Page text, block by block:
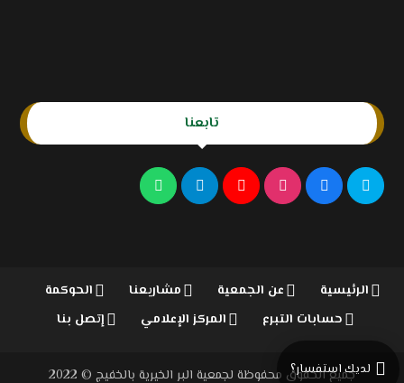
تابعنا
الرئيسية عن الجمعية مشاريعنا
الحوكمة
حسابات التبرع
المركز الإعلامي إتصل بنا
جميع الحقوق محفوظة لجمعية البر الخيرية بالخفيج © 2022
لديك استفسار؟